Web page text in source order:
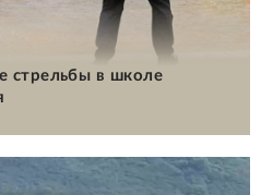
стрельбы в школе